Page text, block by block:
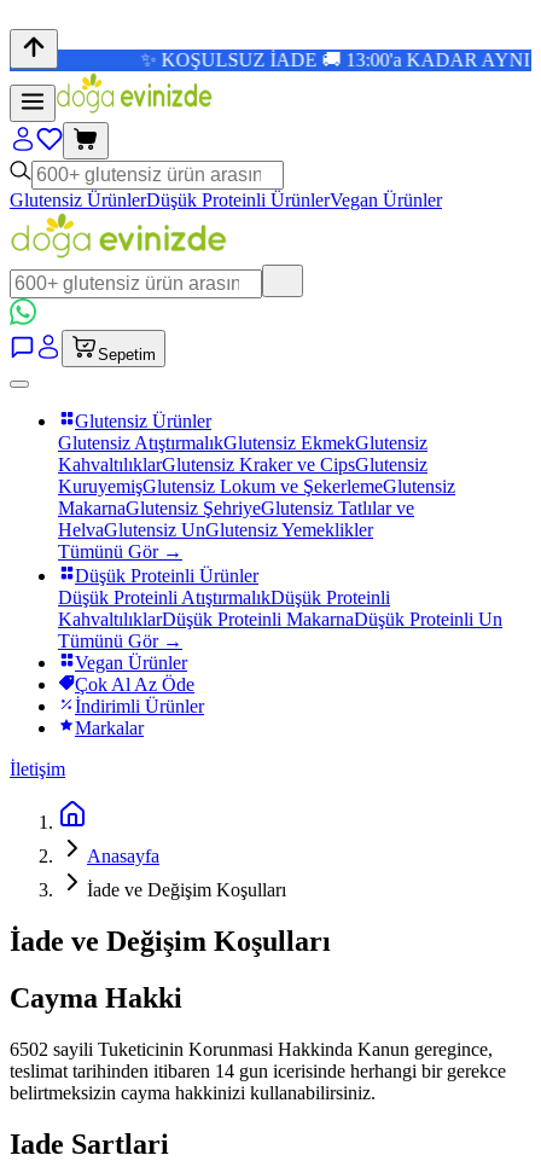
✨ KOŞULSUZ İADE 🚚 13:00'a KADAR AYNI GÜN
Glutensiz ÜrünlerDüşük Proteinli ÜrünlerVegan Ürünler
Sepetim
Glutensiz Ürünler
Glutensiz AtıştırmalıkGlutensiz EkmekGlutensiz
KahvaltılıklarGlutensiz Kraker ve CipsGlutensiz
KuruyemişGlutensiz Lokum ve ŞekerlemeGlutensiz
MakarnaGlutensiz ŞehriyeGlutensiz Tatlılar ve
HelvaGlutensiz UnGlutensiz Yemeklikler
Tümünü Gör →
Düşük Proteinli Ürünler
Düşük Proteinli AtıştırmalıkDüşük Proteinli
KahvaltılıklarDüşük Proteinli MakarnaDüşük Proteinli Un
Tümünü Gör →
Vegan Ürünler
Çok Al Az Öde
İndirimli Ürünler
Markalar
İletişim
Anasayfa
İade ve Değişim Koşulları
İade ve Değişim Koşulları
Cayma Hakki
6502 sayili Tuketicinin Korunmasi Hakkinda Kanun geregince,
teslimat tarihinden itibaren 14 gun icerisinde herhangi bir gerekce
belirtmeksizin cayma hakkinizi kullanabilirsiniz.
Iade Sartlari